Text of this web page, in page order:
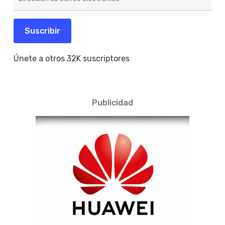
de
electrónico
Suscribir
Únete a otros 32K suscriptores
Publicidad